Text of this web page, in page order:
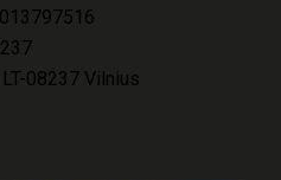
08237 Vilnius